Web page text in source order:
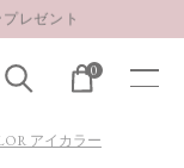
レゼント
レゼント
0
アイカラー